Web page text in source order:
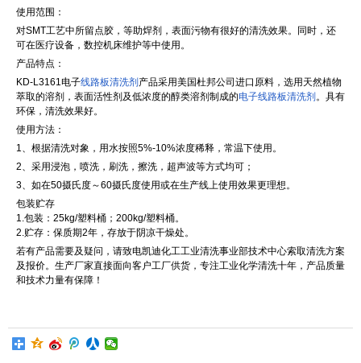
使用范围：
对SMT工艺中所留点胶，等助焊剂，表面污物有很好的清洗效果。同时，还
可在医疗设备，数控机床维护等中使用。
产品特点：
KD-L3161电子线路板清洗剂 产品采用美国杜邦公司进口原料，选用天然植物
萃取的溶剂，表面活性剂及低浓度的醇类溶剂制成的电子线路板清洗剂 。具有
环保，清洗效果好。
使用方法：
1、根据清洗对象，用水按照5%-10%浓度稀释，常温下使用。
2、采用浸泡，喷洗，刷洗，擦洗，超声波等方式均可；
3、如在50摄氏度～60摄氏度使用或在生产线上使用效果更理想。
包装贮存
1.包装：25kg/塑料桶；200kg/塑料桶。
2.贮存：保质期2年，存放于阴凉干燥处。
若有产品需要及疑问，请致电凯迪化工工业清洗事业部技术中心索取清洗方案
及报价。生产厂家直接面向客户工厂供货，专注工业化学清洗十年，产品质量
和技术力量有保障！